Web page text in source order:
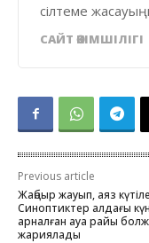
сілтеме
САЙТ ӘКІМШІЛІГІ
Previous article
Жаңбыр жауып, аяз
Синоптиктер алдағы
арналған ауа райы
жариялады